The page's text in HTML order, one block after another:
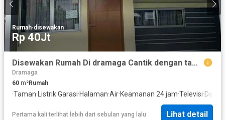
Rumah·disewakan
Rp 40Jt
Disewakan Rumah Di dramaga Cantik dengan taman luas
Dramaga
60 m²Rumah
·Taman· Listrik·Garasi·Halaman·Air·Keamanan 24 jam·Televisi·
Pertama kali terlihat lebih dari sebulan yang lalu Lihat detail